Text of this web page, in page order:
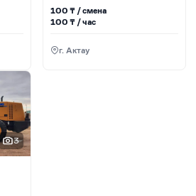
100₸ / сменa
100₸ / час
г. Актау
3